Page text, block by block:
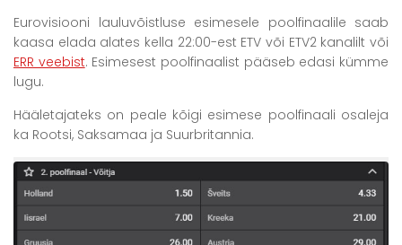
Eurovisiooni lauluvõistluse esimesele poolfinaalile saab
kaasa elada alates kella 22:00-est ETV või ETV2 kanalilt või
ERR veebist. Esimesest poolfinaalist pääseb edasi kümme
lugu.
Hääletajateks on peale kõigi esimese poolfinaali osaleja
ka Rootsi, Saksamaa ja Suurbritannia.